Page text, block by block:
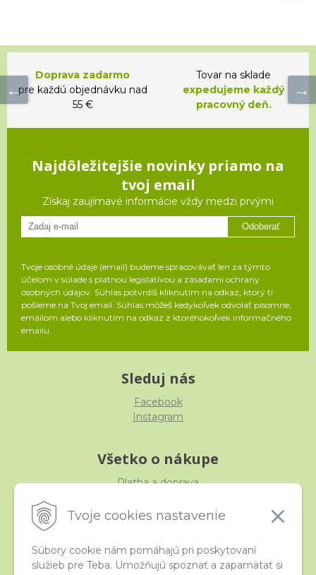
Tvoje cookies nastavenie
Súbory cookie nám pomáhajú pri poskytovaní
služieb pre Teba. Umožňujú spoznať a zapamätať si
Doprava zadarmo
pre každú objednávku nad
55 €
Tovar na sklade
expedujeme každý
pracovný deň.
Najdôležitejšie novinky priamo na
tvoj email
Získaj zaujímavé informácie vždy medzi prvými
Odoberať
Tvoje osobné údaje (email) budeme spracovávať len za týmto
účelom v súlade s platnou legislatívou a zásadami ochrany
osobných údajov. Súhlas potvrdíš kliknutím na odkaz, ktorý ti
pošleme na Tvoj email. Súhlas môžeš kedykoľvek odvolať písomne,
emailom alebo kliknutím na odkaz z ktoréhokoľvek informačného
emailu.
Sleduj nás
Facebook
Instagram
Všetko o nákupe
Platba a doprava
Obchodné podmienky
iStraka